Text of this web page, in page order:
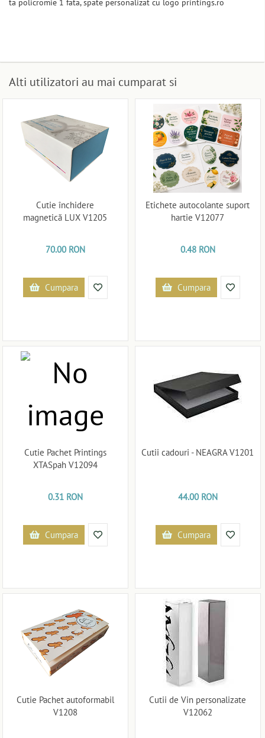
ta policromie 1 fata, spate personalizat cu logo printings.ro
Alti utilizatori au mai cumparat si
Cutie închidere
magnetică LUX V1205
70.00 RON
Cumpara
Etichete autocolante suport
hartie V12077
0.48 RON
Cumpara
Cutie Pachet Printings
XTASpah V12094
0.31 RON
Cumpara
Cutii cadouri - NEAGRA V1201
44.00 RON
Cumpara
Cutie Pachet autoformabil
V1208
Cutii de Vin personalizate
V12062